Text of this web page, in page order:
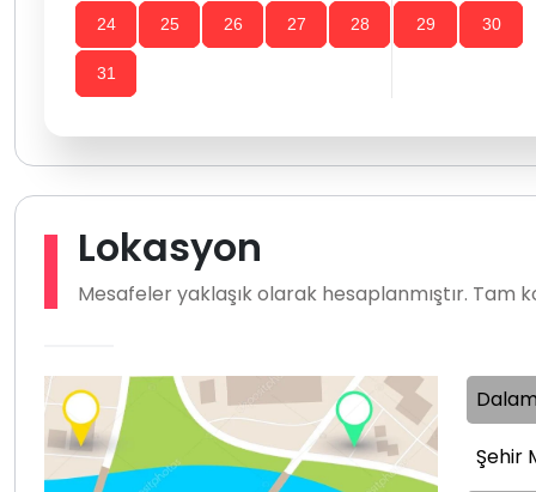
24 25 26 27 28 29 30
31
Lokasyon
Mesafeler yaklaşık olarak hesaplanmıştır. Tam
Şehir